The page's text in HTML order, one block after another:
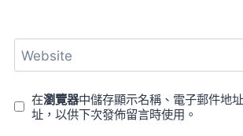
Website
在瀏覽器中儲存顯示名稱、電子郵件地
址，以供下次發佈留言時使用。